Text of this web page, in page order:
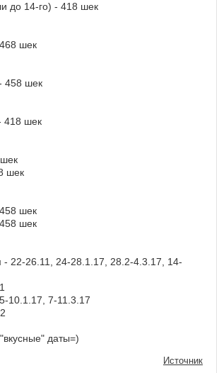
до 14-го) - 418 шек
шек
458 шек
418 шек
шек
шек
шек
22-26.11, 24-28.1.17, 28.2-4.3.17, 14-
10.1.17, 7-11.3.17
даты=)
Источник